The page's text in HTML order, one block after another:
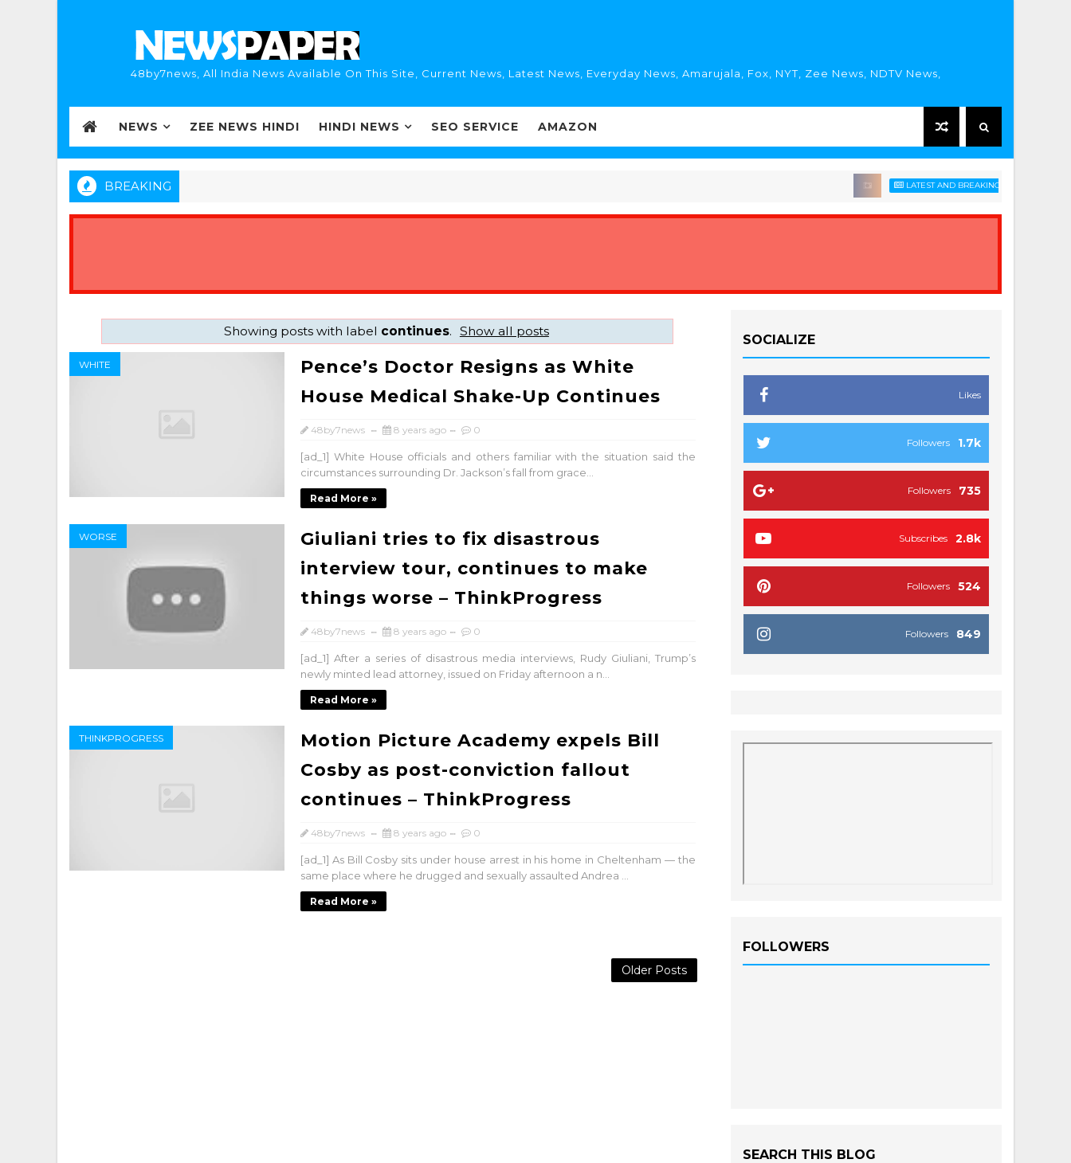
48by7news, All India News Available On This Site, Current News, Latest News, Everyday News, Amarujala, Fox, NYT, Zee News, NDTV News,
NEWS ZEE NEWS HINDI HINDI NEWS SEO SERVICE AMAZON
BREAKING LATEST AND BREAKING HINDI NEWS
Showing posts with label continues. Show all posts
WHITE
Pence’s Doctor Resigns as White
House Medical Shake-Up Continues
48by7news 8 years ago 0
[ad_1] White House officials and others familiar with the situation said the
circumstances surrounding Dr. Jackson’s fall from grace...
Read More »
WORSE
Giuliani tries to fix disastrous
interview tour, continues to make
things worse – ThinkProgress
48by7news 8 years ago 0
[ad_1] After a series of disastrous media interviews, Rudy Giuliani, Trump’s
newly minted lead attorney, issued on Friday afternoon a n...
Read More »
THINKPROGRESS
Motion Picture Academy expels Bill
Cosby as post-conviction fallout
continues – ThinkProgress
48by7news 8 years ago 0
[ad_1] As Bill Cosby sits under house arrest in his home in Cheltenham — the
same place where he drugged and sexually assaulted Andrea ...
Read More »
Older Posts
SOCIALIZE
Likes
1.7k
Followers
735
Followers
2.8k
Subscribes
524
Followers
849
Followers
FOLLOWERS
SEARCH THIS BLOG